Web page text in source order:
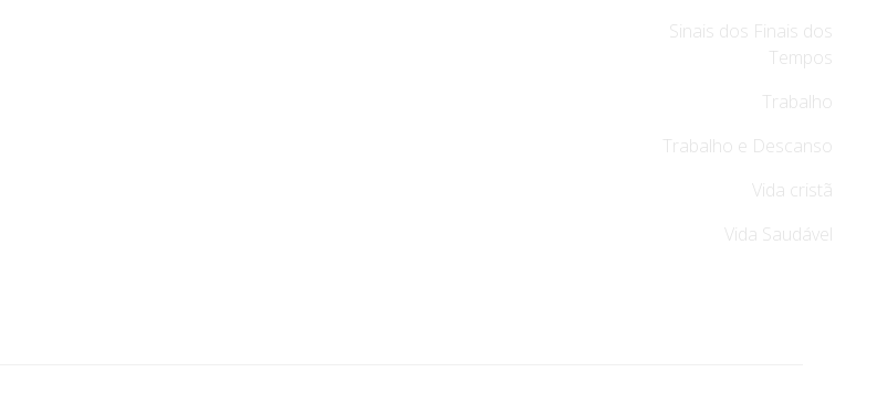
Sinais dos Finais dos
Tempos
Trabalho
Trabalho e Descanso
Vida cristã
Vida Saudável